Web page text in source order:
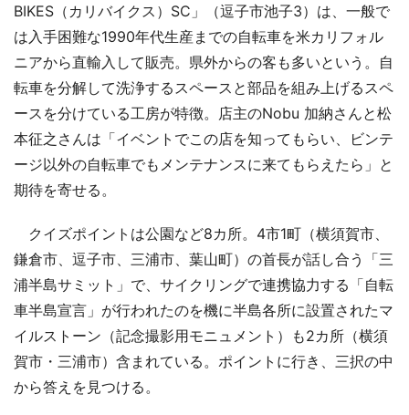
BIKES（カリバイクス）SC」（逗子市池子3）は、一般で
は入手困難な1990年代生産までの自転車を米カリフォル
ニアから直輸入して販売。県外からの客も多いという。自
転車を分解して洗浄するスペースと部品を組み上げるスペ
ースを分けている工房が特徴。店主のNobu 加納さんと松
本征之さんは「イベントでこの店を知ってもらい、ビンテ
ージ以外の自転車でもメンテナンスに来てもらえたら」と
期待を寄せる。
クイズポイントは公園など8カ所。4市1町（横須賀市、
鎌倉市、逗子市、三浦市、葉山町）の首長が話し合う「三
浦半島サミット」で、サイクリングで連携協力する「自転
車半島宣言」が行われたのを機に半島各所に設置されたマ
イルストーン（記念撮影用モニュメント）も2カ所（横須
賀市・三浦市）含まれている。ポイントに行き、三択の中
から答えを見つける。